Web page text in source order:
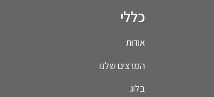
כללי
אודות
המרצים שלנו
בלוג